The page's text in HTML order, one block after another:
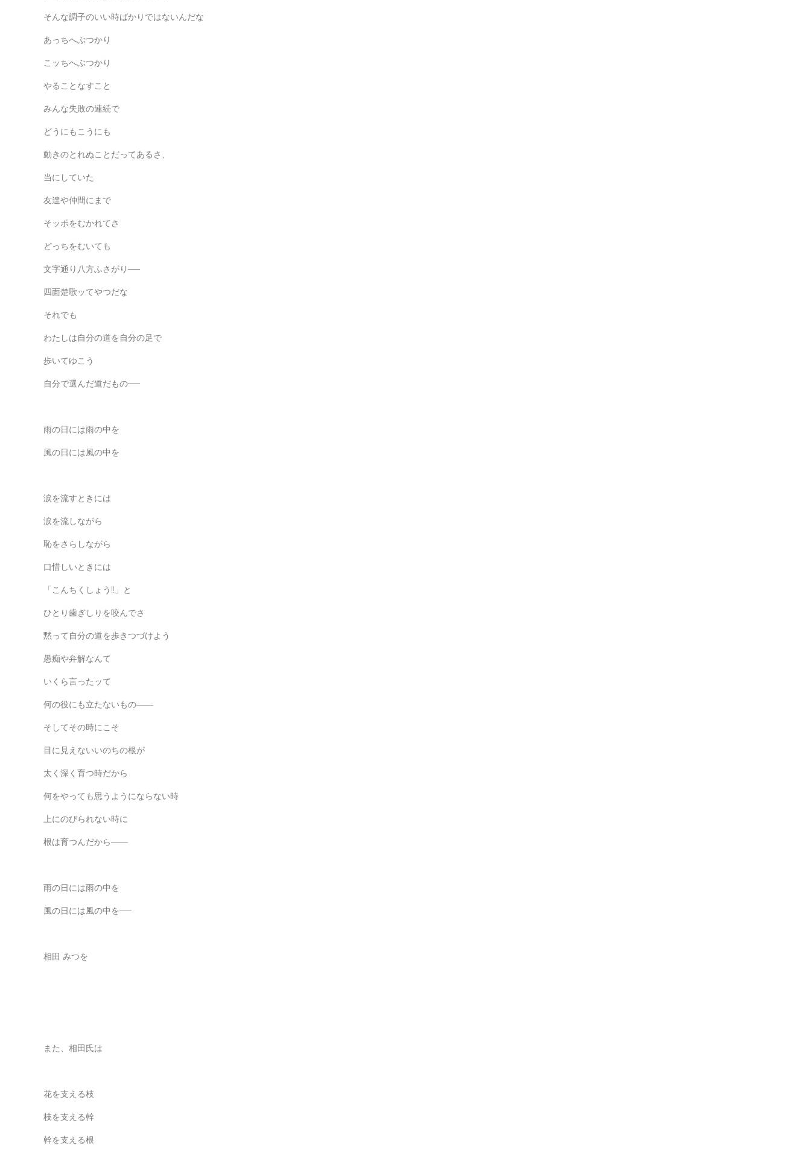
そんな調子のいい時ばかりではないんだな
あっちへぶつかり
こッちへぶつかり
やることなすこと
みんな失敗の連続で
どうにもこうにも
動きのとれぬことだってあるさ、
当にしていた
友達や仲間にまで
そッポをむかれてさ
どっちをむいても
文字通り八方ふさがり──
四面楚歌ッてやつだな
それでも
わたしは自分の道を自分の足で
歩いてゆこう
自分で選んだ道だもの──
雨の日には雨の中を
風の日には風の中を
涙を流すときには
涙を流しながら
恥をさらしながら
口惜しいときには
「こんちくしょう!!」と
ひとり歯ぎしりを咬んでさ
黙って自分の道を歩きつづけよう
愚痴や弁解なんて
いくら言ったッて
何の役にも立たないもの――
そしてその時にこそ
目に見えないいのちの根が
太く深く育つ時だから
何をやっても思うようにならない時
上にのびられない時に
根は育つんだから――
雨の日には雨の中を
風の日には風の中を──
相田 みつを
また、相田氏は
花を支える枝
枝を支える幹
幹を支える根